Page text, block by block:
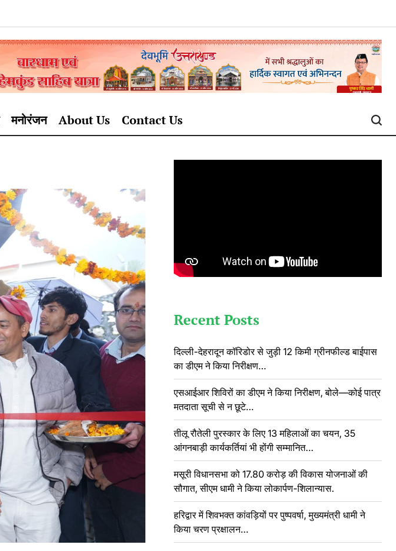
मनोरंजन About Us Contact Us
Recent Posts
दिल्ली-देहरादून कॉरिडोर से जुड़ी 12 किमी ग्रीनफील्ड बाईपास
का डीएम ने किया निरीक्षण…
एसआईआर शिविरों का डीएम ने किया निरीक्षण, बोले—कोई पात्र
मतदाता सूची से न छूटे…
तीलू रौतेली पुरस्कार के लिए 13 महिलाओं का चयन, 35
आंगनबाड़ी कार्यकर्तियां भी होंगी सम्मानित…
मसूरी विधानसभा को 17.80 करोड़ की विकास योजनाओं की
सौगात, सीएम धामी ने किया लोकार्पण-शिलान्यास.
हरिद्वार में शिवभक्त कांवड़ियों पर पुष्पवर्षा, मुख्यमंत्री धामी ने
किया चरण प्रक्षालन…